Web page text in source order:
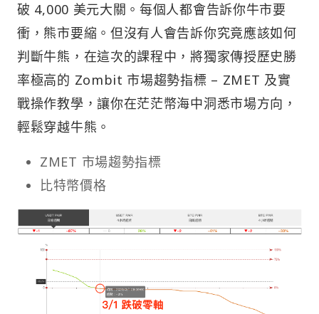
破 4,000 美元大關。每個人都會告訴你牛市要
衝，熊市要縮。但沒有人會告訴你究竟應該如何
判斷牛熊，在這次的課程中，將獨家傳授歷史勝
率極高的 Zombit 市場趨勢指標 – ZMET 及實
戰操作教學，讓你在茫茫幣海中洞悉市場方向，
輕鬆穿越牛熊。
ZMET 市場趨勢指標
比特幣價格